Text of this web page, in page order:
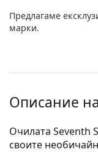
Предлагаме
марки.
Описание
Очилата Seventh
своите